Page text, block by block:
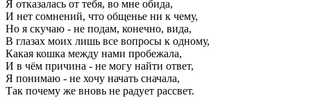
Я отказалась от тебя, во мне обида,
И нет сомнений, что общенье ни к чему,
Но я скучаю - не подам, конечно, вида,
В глазах моих лишь все вопросы к одному,
Какая кошка между нами пробежала,
И в чём причина - не могу найти ответ,
Я понимаю - не хочу начать сначала,
Так почему же вновь не радует рассвет.